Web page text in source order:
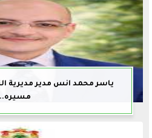
ياسر محمد انس مدير مديرية